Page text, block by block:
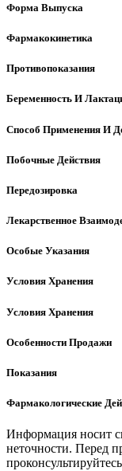
Форма Выпуска
Фармакокинетика
Противопоказания
Беременность И
Способ Применения И
Побочные Действия
Передозировка
Лекарственное
Особые Указания
Условия Хранения
Условия Хранения
Особенности Продажи
Показания
Фармакологические
Информация носит
неточности. Перед